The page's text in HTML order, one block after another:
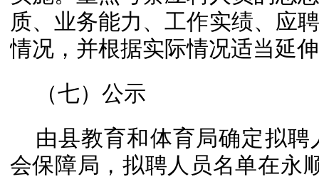
质、业务能力、工作实绩、应
情况，并根据实际情况适当延
（七）公示
由县教育和体育局确定拟
会保障局，拟聘人员名单在永